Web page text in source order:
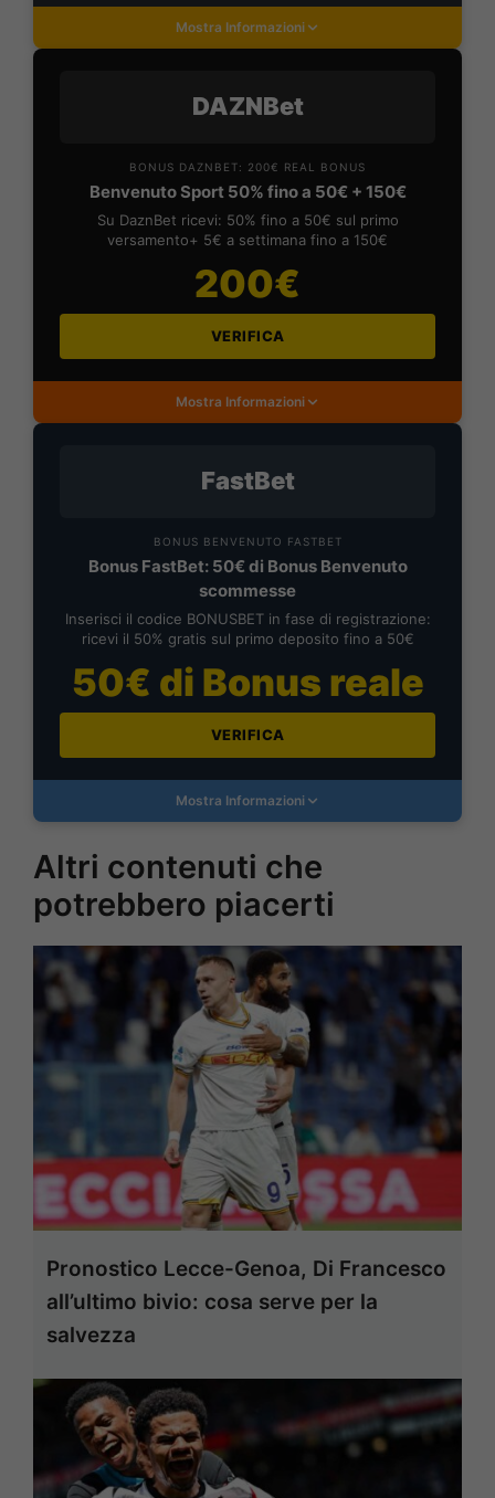
Mostra Informazioni
DAZNBet
BONUS DAZNBET: 200€ REAL BONUS
Benvenuto Sport 50% fino a 50€ + 150€
Su DaznBet ricevi: 50% fino a 50€ sul primo
versamento+ 5€ a settimana fino a 150€
200€
VERIFICA
Mostra Informazioni
FastBet
BONUS BENVENUTO FASTBET
Bonus FastBet: 50€ di Bonus Benvenuto
scommesse
Inserisci il codice BONUSBET in fase di registrazione:
ricevi il 50% gratis sul primo deposito fino a 50€
50€ di Bonus reale
VERIFICA
Mostra Informazioni
Altri contenuti che
potrebbero piacerti
Pronostico Lecce-Genoa, Di Francesco
all’ultimo bivio: cosa serve per la
salvezza